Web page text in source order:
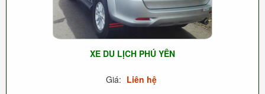
XE DU LỊCH PHÚ YÊN
Giá: Liên hệ